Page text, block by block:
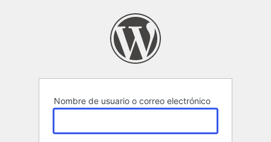
Nombre de usuario o correo electrónico